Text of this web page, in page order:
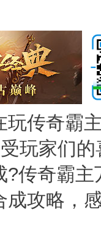
传奇霸主
玩家们
?传奇霸
成攻略，